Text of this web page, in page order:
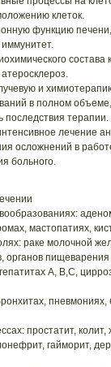
клеток.
функцию
и
в полном
последствия терапии.
лечение
осложнений в
больного.
мастопатиях,
раке молочной
органов пищеварения
А, В,С,
пневмониях,
простатит, колит,
гайморит,